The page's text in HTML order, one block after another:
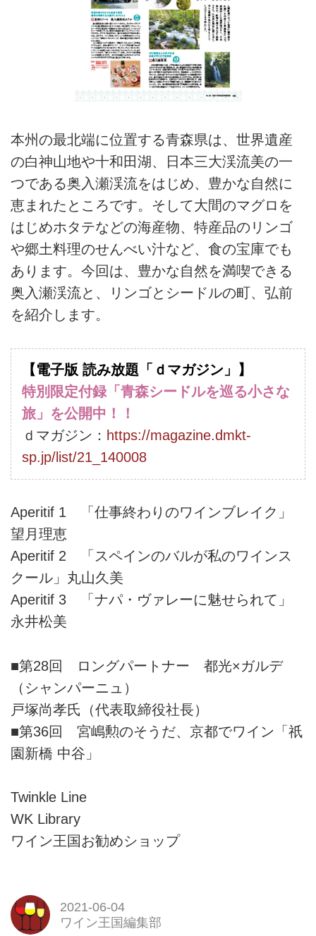
本州の最北端に位置する青森県は、世界遺産
の白神山地や十和田湖、日本三大渓流美の一
つである奥入瀬渓流をはじめ、豊かな自然に
恵まれたところです。そして大間のマグロを
はじめホタテなどの海産物、特産品のリンゴ
や郷土料理のせんべい汁など、食の宝庫でも
あります。今回は、豊かな自然を満喫できる
奥入瀬渓流と、リンゴとシードルの町、弘前
を紹介します。
【電子版 読み放題「ｄマガジン」】
特別限定付録「青森シードルを巡る小さな
旅」を公開中！！
ｄマガジン： https://magazine.dmkt-
sp.jp/list/21_140008
Aperitif 1 「仕事終わりのワインブレイク」
望月理恵
Aperitif 2 「スペインのバルが私のワインス
クール」丸山久美
Aperitif 3 「ナパ・ヴァレーに魅せられて」
永井松美
■第28回 ロングパートナー 都光×ガルデ
（シャンパーニュ）
戸塚尚孝氏（代表取締役社長）
■第36回 宮嶋勲のそうだ、京都でワイン「祇
園新橋 中谷」
Twinkle Line
WK Library
ワイン王国お勧めショップ
2021-06-04
ワイン王国編集部